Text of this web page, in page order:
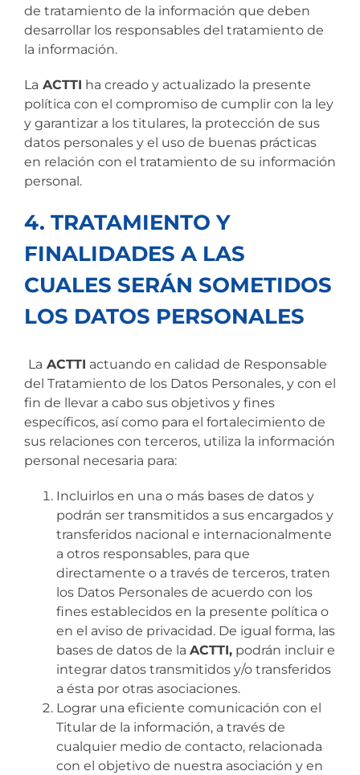
de tratamiento de la información que deben
desarrollar los responsables del tratamiento de
la información.
La ACTTI ha creado y actualizado la presente
política con el compromiso de cumplir con la ley
y garantizar a los titulares, la protección de sus
datos personales y el uso de buenas prácticas
en relación con el tratamiento de su información
personal.
4. TRATAMIENTO Y
FINALIDADES A LAS
CUALES SERÁN SOMETIDOS
LOS DATOS PERSONALES
La ACTTI actuando en calidad de Responsable
del Tratamiento de los Datos Personales, y con el
fin de llevar a cabo sus objetivos y fines
específicos, así como para el fortalecimiento de
sus relaciones con terceros, utiliza la información
personal necesaria para:
Incluirlos en una o más bases de datos y
podrán ser transmitidos a sus encargados y
transferidos nacional e internacionalmente
a otros responsables, para que
directamente o a través de terceros, traten
los Datos Personales de acuerdo con los
fines establecidos en la presente política o
en el aviso de privacidad. De igual forma, las
bases de datos de la ACTTI,podrán incluir e
integrar datos transmitidos y/o transferidos
a ésta por otras asociaciones.
Lograr una eficiente comunicación con el
Titular de la información, a través de
cualquier medio de contacto, relacionada
con el objetivo de nuestra asociación y en